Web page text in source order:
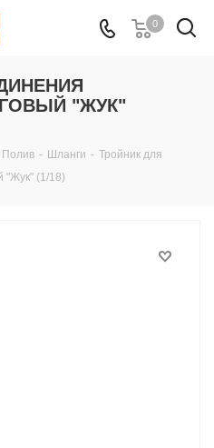
0
"ЖУК"
Полив - Шланги - Тройник для
"Жук" (1/18)